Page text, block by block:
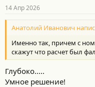
н
о
с
и
:
14 Апр 2026
Анатолий Иванович
Именно так, причем с
скажут что расчет был
Глубоко.....
Умное решение!